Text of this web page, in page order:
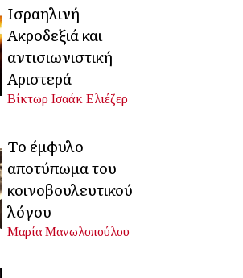
Ισραηλινή
Ακροδεξιά και
αντισιωνιστική
Αριστερά
Βίκτωρ Ισαάκ Ελιέζερ
Το έμφυλο
αποτύπωμα του
κοινοβουλευτικού
λόγου
Μαρία Μανωλοπούλου